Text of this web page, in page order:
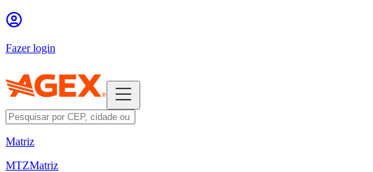
Fazer login
Matriz
MTZMatriz